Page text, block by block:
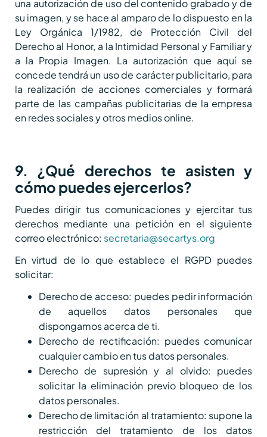
una autorización de uso del contenido grabado y de
su imagen, y se hace al amparo de lo dispuesto en la
Ley Orgánica 1/1982, de Protección Civil del
Derecho al Honor, a la Intimidad Personal y Familiar y
a la Propia Imagen. La autorización que aquí se
concede tendrá un uso de carácter publicitario, para
la realización de acciones comerciales y formará
parte de las campañas publicitarias de la empresa
en redes sociales y otros medios online.
9. ¿Qué derechos te asisten y
cómo puedes ejercerlos?
Puedes dirigir tus comunicaciones y ejercitar tus
derechos mediante una petición en el siguiente
correo electrónico: secretaria@secartys.org
En virtud de lo que establece el RGPD puedes
solicitar:
Derecho de acceso: puedes pedir información
de aquellos datos personales que
dispongamos acerca de ti.
Derecho de rectificación: puedes comunicar
cualquier cambio en tus datos personales.
Derecho de supresión y al olvido: puedes
solicitar la eliminación previo bloqueo de los
datos personales.
Derecho de limitación al tratamiento: supone la
restricción del tratamiento de los datos